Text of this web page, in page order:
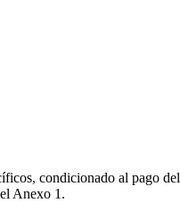
condicionado al pago
Anexo 1.